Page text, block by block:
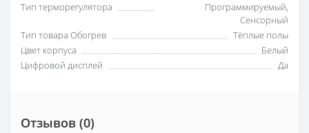
Тип терморегулятора
Программируемый,
Сенсорный
Тип товара Обогрев
Тёплые полы
Цвет корпуса
Белый
Цифровой дисплей
Да
Отзывов (0)